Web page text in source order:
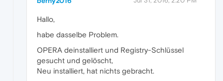
Hallo,
habe dasselbe Problem.
OPERA deinstalliert und Registry-Schlüssel
gesucht und gelöscht,
Neu installiert, hat nichts gebracht.